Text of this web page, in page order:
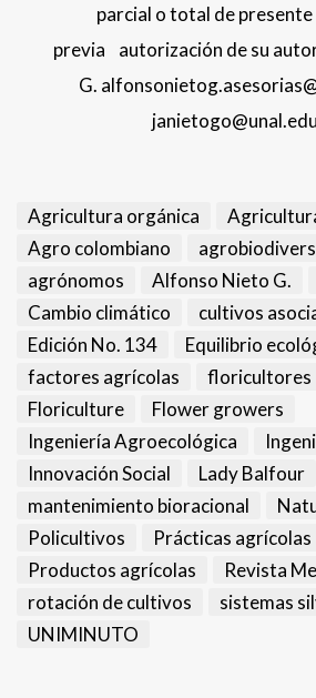
parcial o total de
previa autorización de su
G.
Agricultura orgánica
Agro colombiano
agrónomos
Alfonso Nieto G.
Cambio climático
cultivos
Edición No. 134
Equilibrio
factores agrícolas
floricultores
Floriculture
Flower growers
Ingeniería Agroecológica
Innovación Social
Lady Balfour
mantenimiento bioracional
Policultivos
Prácticas agrícolas
Productos agrícolas
Revista
rotación de cultivos
sistemas
UNIMINUTO